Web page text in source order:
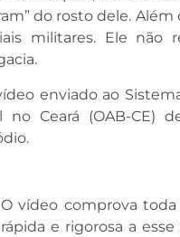
do rosto dele.
militares. Ele não
enviado ao
no Ceará (OAB-CE)
O vídeo comprova
rápida e rigorosa a